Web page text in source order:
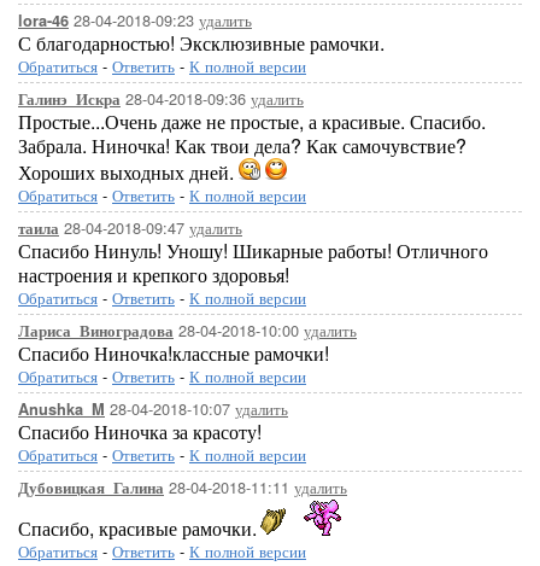
lora-46 28-04-2018-09:23 удалить
С благодарностью! Эксклюзивные рамочки.
Обратиться - Ответить - К полной версии
Галинэ_Искра 28-04-2018-09:36 удалить
Простые...Очень даже не простые, а красивые. Спасибо.
Забрала. Ниночка! Как твои дела? Как самочувствие?
Хороших выходных дней.
Обратиться - Ответить - К полной версии
таила 28-04-2018-09:47 удалить
Спасибо Нинуль! Уношу! Шикарные работы! Отличного
настроения и крепкого здоровья!
Обратиться - Ответить - К полной версии
Лариса_Виноградова 28-04-2018-10:00 удалить
Спасибо Ниночка!классные рамочки!
Обратиться - Ответить - К полной версии
Anushka_M 28-04-2018-10:07 удалить
Спасибо Ниночка за красоту!
Обратиться - Ответить - К полной версии
Дубовицкая_Галина 28-04-2018-11:11 удалить
Спасибо, красивые рамочки.
Обратиться - Ответить - К полной версии